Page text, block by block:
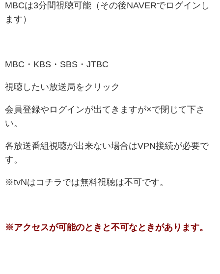
MBCは3分間視聴可能（その後NAVERでログインし
ます）
MBC・KBS・SBS・JTBC
視聴したい放送局をクリック
会員登録やログインが出てきますが×で閉じて下さ
い。
各放送番組視聴が出来ない場合はVPN接続が必要で
す。
※tvNはコチラでは無料視聴は不可です。
※アクセスが可能のときと不可なときがあります。